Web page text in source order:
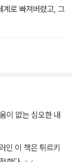
계로 빠져버렸고, 그
중얼거렸다.
이 없는 심오한 내
인 이 책은 튀르키